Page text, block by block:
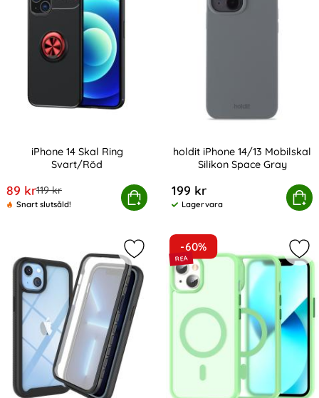
iPhone 14 Skal Ring
Svart/Röd
rea pris
89 krtidigare pris
119 kr
Snart slutsåld!
Köp
iPhone 14 Skal Ring Svart/Röd
holdit iPhone 14/13 Mobilskal
Silikon Space Gray
199 kr
Tillgänglighet:
Lagervara
Köp
holdit iPhone 14/13
Markera iPhone 14 Skal 360
-60%